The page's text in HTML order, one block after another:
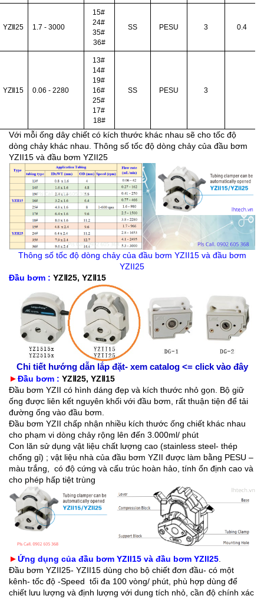
YZⅡ25 1.7 - 3000
15#
24#
35#
36#
SS PESU 3 0.4
YZⅡ15 0.06 - 2280
13#
14#
19#
16#
25#
17#
18#
SS PESU 3
Với mỗi ống dây chiết có kích thước khác nhau sẽ cho tốc độ
dòng chảy khác nhau. Thông số tốc độ dòng chảy của đầu bơm
YZII15 và đầu bơm YZII25
Thông số tốc độ dòng chảy của đầu bơm YZII15 và đầu bơm
YZII25
Đầu bơm : YZⅡ25, YZⅡ15
Chi tiết hướng dẫn lắp đặt- xem catalog <= click vào đây
►Đầu bơm : YZⅡ25, YZⅡ15
Đầu bơm YZII có hình dáng đẹp và kích thước nhỏ gọn. Bộ giữ
ống được liên kết nguyên khối với đầu bơm, rất thuận tiện để tải
đường ống vào đầu bơm.
Đầu bơm YZII chấp nhận nhiều kích thước ống chiết khác nhau
cho phạm vi dòng chảy rộng lên đến 3.000ml/ phút
Con lăn sử dụng vật liệu chất lượng cao (stainless steel- thép
chống gỉ) ; vật liệu nhà của đầu bơm YZII được làm bằng PESU –
màu trắng, có độ cứng và cấu trúc hoàn hảo, tính ổn định cao và
cho phép hấp tiệt trùng
►Ứng dụng của đầu bơm YZII15 và đầu bơm YZII25
Đầu bơm YZII25- YZII15 dùng cho bộ chiết đơn đầu- có một
kênh- tốc độ -Speed tối đa 100 vòng/ phút, phù hợp dùng để
chiết lưu lượng và định lượng với dung tích nhỏ, cần độ chính xác